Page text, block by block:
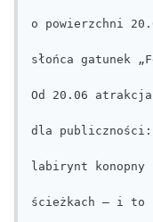
o powierzchni
słońca gatunek
Od 20.06
dla publiczności:
labirynt konopny
ścieżkach – i to